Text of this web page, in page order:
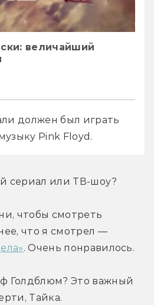
величайший
должен был играть
Pink Floyd.
сериал или ТВ-шоу?
чтобы смотреть
телевизор. Последнее, что я смотрел —
. Очень понравилось.
Голдблюм? Это важный
Тайка.